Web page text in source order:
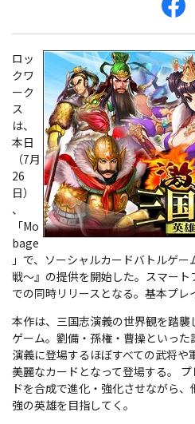
ロッ
クワ
ーク
ス
は、
本日
（7月
26
日）
、
「Mo
bage
」で、ソーシャルカードバトルゲ
戦～』の提供を開始した。スマー
での同時リリースとなる。基本プレ
本作は、三国志演義の世界観を踏
ゲーム。劉備・孫権・曹操といっ
演義に登場するほぼすべての武将
美麗なカードとなって登場する。
ドを合成で進化・強化させながら
強の英雄を目指してく。